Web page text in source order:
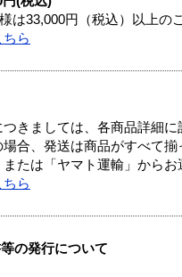
は33,000円（税込）以上の
ら
きましては、各商品詳細
合、発送は商品がすべて揃
たは「ヤマト運輸」からお
ら
の発行について